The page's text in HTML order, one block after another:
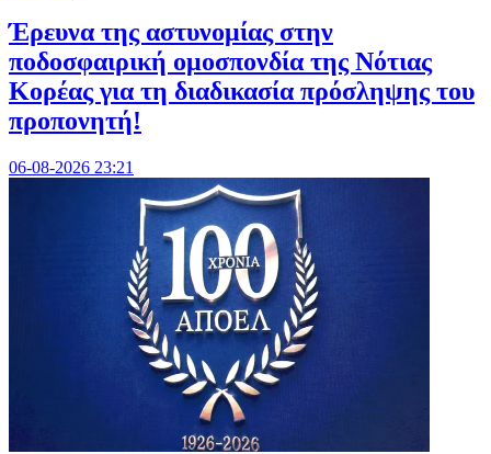
Έρευνα της αστυνομίας στην
ποδοσφαιρική ομοσπονδία της Νότιας
Κορέας για τη διαδικασία πρόσληψης του
προπονητή!
06-08-2026 23:21